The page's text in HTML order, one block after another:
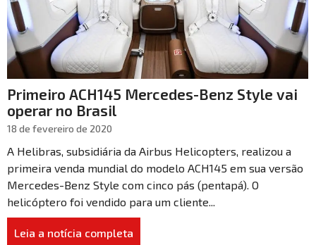
Primeiro ACH145 Mercedes-Benz Style vai
operar no Brasil
18 de fevereiro de 2020
A Helibras, subsidiária da Airbus Helicopters, realizou a
primeira venda mundial do modelo ACH145 em sua versão
Mercedes-Benz Style com cinco pás (pentapá). O
helicóptero foi vendido para um cliente...
Leia a notícia completa